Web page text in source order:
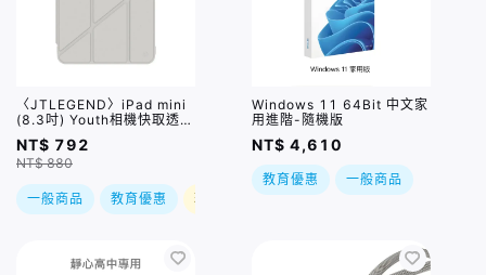
〈JTLEGEND〉iPad mini
(8.3吋) Youth相機快取透明
防摔殼(含Apple Pencil槽)
淺灰
NT$ 792
NT$ 880
一般商品 教育優惠 現折
Windows 11 64Bit 中文家
用進階-隨機版
NT$ 4,610
教育優惠 一般商品